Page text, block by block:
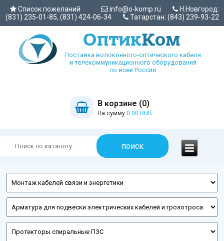
Список пожеланий info@o-komp.ru
Н.Новгород:
(831) 235-01-85, (831) 424-06-34
Татарстан: (843) 239-93-22
Поставка волоконного-оптического кабеля
и телекоммуникационного оборудования
по всей России
В корзине (0)
На сумму 0.00 RUB